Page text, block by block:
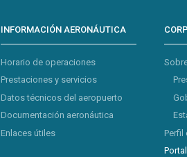
INFORMACIÓN AERONÁUTICA
Horario de operaciones
Prestaciones y servicios
Datos técnicos del aeropuerto
Documentación aeronáutica
Enlaces útiles
Perfil